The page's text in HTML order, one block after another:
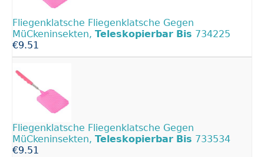
Fliegenklatsche Fliegenklatsche Gegen
MüCkeninsekten, Teleskopierbar Bis 734225
€9.51
Fliegenklatsche Fliegenklatsche Gegen
MüCkeninsekten, Teleskopierbar Bis 733534
€9.51